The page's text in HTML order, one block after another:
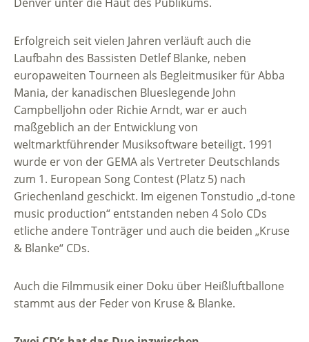
Denver unter die Haut des Publikums.
Erfolgreich seit vielen Jahren verläuft auch die
Laufbahn des Bassisten Detlef Blanke, neben
europaweiten Tourneen als Begleitmusiker für Abba
Mania, der kanadischen Blueslegende John
Campbelljohn oder Richie Arndt, war er auch
maßgeblich an der Entwicklung von
weltmarktführender Musiksoftware beteiligt. 1991
wurde er von der GEMA als Vertreter Deutschlands
zum 1. European Song Contest (Platz 5) nach
Griechenland geschickt. Im eigenen Tonstudio „d-tone
music production“ entstanden neben 4 Solo CDs
etliche andere Tonträger und auch die beiden „Kruse
& Blanke“ CDs.
Auch die Filmmusik einer Doku über Heißluftballone
stammt aus der Feder von Kruse & Blanke.